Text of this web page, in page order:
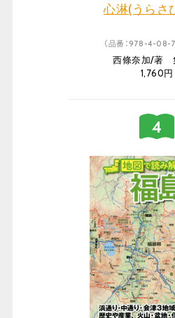
心淋(うらさ
（品番：978-4-08-
西條奈加/著
1,760円